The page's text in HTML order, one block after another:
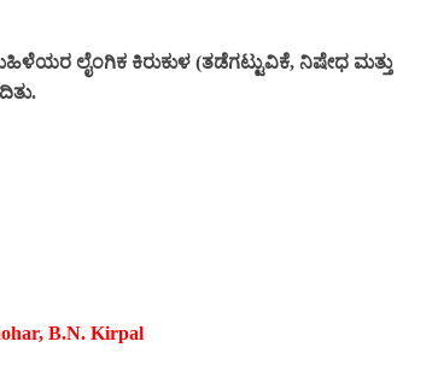
ಲೈಂಗಿಕ ಕಿರುಕುಳ (ತಡೆಗಟ್ಟುವಿಕೆ, ನಿಷೇಧ ಮತ್ತು
B.N. Kirpal